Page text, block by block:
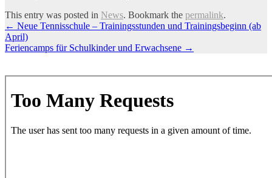
This entry was posted in News. Bookmark the permalink.
Artikel-
Navigation
← Neue Tennisschule – Trainingsstunden und Trainingsbeginn (ab
April)
Feriencamps für Schulkinder und Erwachsene →